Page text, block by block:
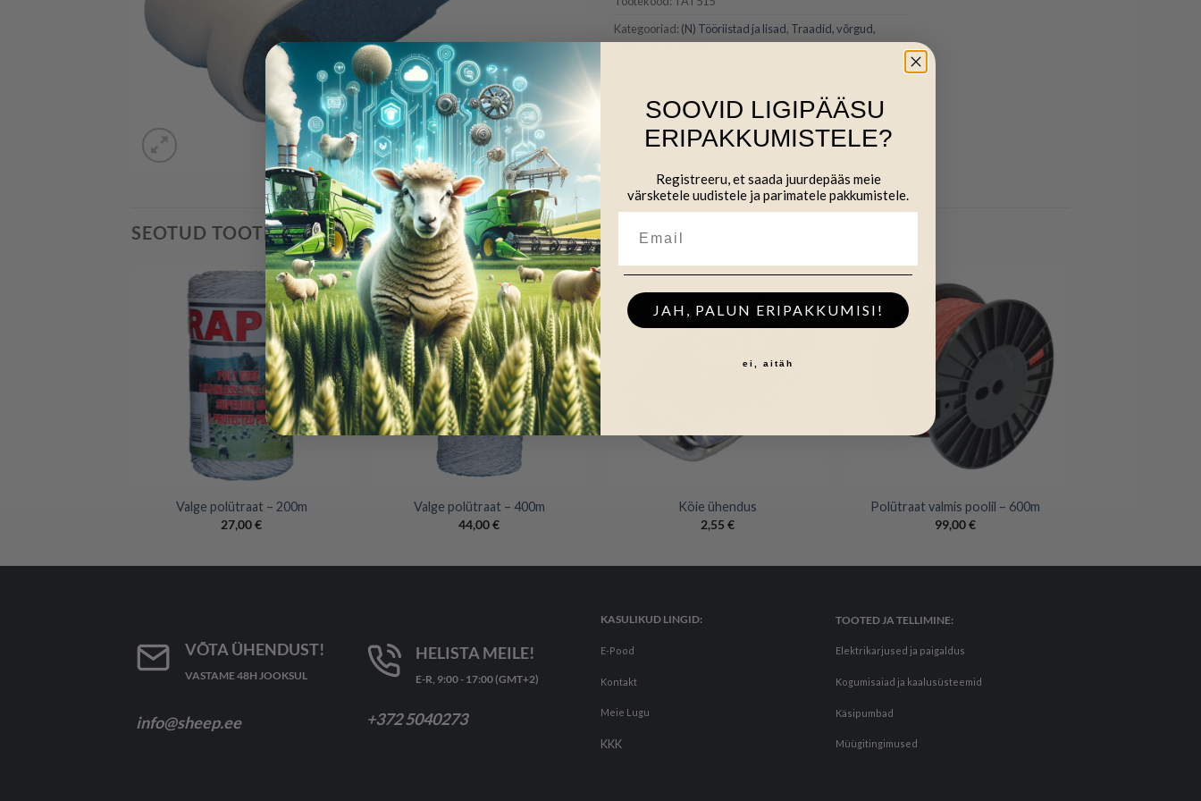
Kategooriad: (N) Tööriistad ja lisad, Traadid, võrgud,
väravad ja kaablid
SEOTUD TOOTED
Valge polütraat – 200m
27,00€
Valge polütraat – 400m
44,00€
Köie ühendus
2,55 €
Polütraat valmis poolil – 600m
99,00€
VÕTA ÜHENDUST!
VASTAME 48H JOOKSUL
info@sheep.ee
HELISTA MEILE!
E-R, 9:00 - 17:00 (GMT+2)
+372 5040273
KASULIKUD LINGID:
E-Pood
Kontakt
Meie Lugu
KKK
TOOTED JA TELLIMINE:
Elektrikarjused ja paigaldus
Kogumisaiad ja kaalusüsteemid
Käsipumbad
Müügitingimused
SOOVID LIGIPÄÄSU
ERIPAKKUMISTELE?
Registreeru, et saada juurdepääs meie
värsketele uudistele ja parimatele pakkumistele.
JAH, PALUN ERIPAKKUMISI!
ei, aitäh